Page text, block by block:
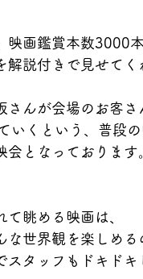
映画鑑賞本数3000
解説付きで見せてく
さんが会場のお客
いくという、普段
会となっております
眺める映画は、
な世界観を楽しめ
スタッフもドキド